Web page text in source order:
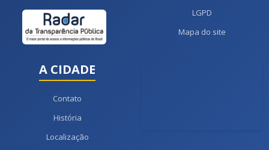
LGPD
Mapa do site
A CIDADE
Contato
História
Localização